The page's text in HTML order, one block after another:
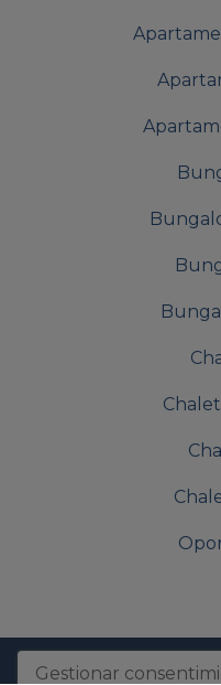
© 2026Europa-
Gestionar